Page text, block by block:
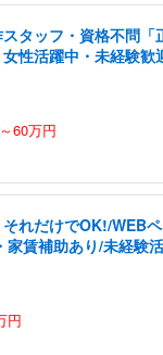
タッフ・資格不問「
性活躍中・未経験歓
60万円
それだけでOK!/WEB
家賃補助あり/未経験
円